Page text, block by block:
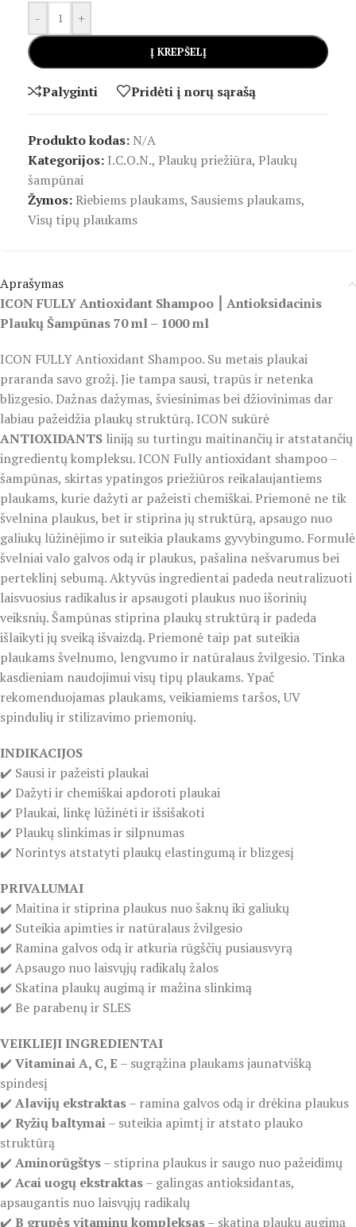
- +
Į KREPŠELĮ
Palyginti Pridėti į norų sąrašą
Produkto kodas: N/A
Kategorijos: I.C.O.N., Plaukų priežiūra, Plaukų
šampūnai
Žymos: Riebiems plaukams, Sausiems plaukams,
Visų tipų plaukams
Aprašymas
ICON FULLY Antioxidant Shampoo ⎮ Antioksidacinis
Plaukų Šampūnas 70 ml – 1000 ml
ICON FULLY Antioxidant Shampoo. Su metais plaukai
praranda savo grožį. Jie tampa sausi, trapūs ir netenka
blizgesio. Dažnas dažymas, šviesinimas bei džiovinimas dar
labiau pažeidžia plaukų struktūrą. ICON sukūrė
ANTIOXIDANTS liniją su turtingu maitinančių ir atstatančių
ingredientų kompleksu. ICON Fully antioxidant shampoo –
šampūnas, skirtas ypatingos priežiūros reikalaujantiems
plaukams, kurie dažyti ar pažeisti chemiškai. Priemonė ne tik
švelnina plaukus, bet ir stiprina jų struktūrą, apsaugo nuo
galiukų lūžinėjimo ir suteikia plaukams gyvybingumo. Formulė
švelniai valo galvos odą ir plaukus, pašalina nešvarumus bei
perteklinį sebumą. Aktyvūs ingredientai padeda neutralizuoti
laisvuosius radikalus ir apsaugoti plaukus nuo išorinių
veiksnių. Šampūnas stiprina plaukų struktūrą ir padeda
išlaikyti jų sveiką išvaizdą. Priemonė taip pat suteikia
plaukams švelnumo, lengvumo ir natūralaus žvilgesio. Tinka
kasdieniam naudojimui visų tipų plaukams. Ypač
rekomenduojamas plaukams, veikiamiems taršos, UV
spindulių ir stilizavimo priemonių.
INDIKACIJOS
✔️ Sausi ir pažeisti plaukai
✔️ Dažyti ir chemiškai apdoroti plaukai
✔️ Plaukai, linkę lūžinėti ir išsišakoti
✔️ Plaukų slinkimas ir silpnumas
✔️ Norintys atstatyti plaukų elastingumą ir blizgesį
PRIVALUMAI
✔️ Maitina ir stiprina plaukus nuo šaknų iki galiukų
✔️ Suteikia apimties ir natūralaus žvilgesio
✔️ Ramina galvos odą ir atkuria rūgščių pusiausvyrą
✔️ Apsaugo nuo laisvųjų radikalų žalos
✔️ Skatina plaukų augimą ir mažina slinkimą
✔️ Be parabenų ir SLES
VEIKLIEJI INGREDIENTAI
✔️ Vitaminai A, C, E – sugrąžina plaukams jaunatvišką
spindesį
✔️ Alavijų ekstraktas– ramina galvos odą ir drėkina plaukus
✔️ Ryžių baltymai– suteikia apimtį ir atstato plauko
struktūrą
✔️ Aminorūgštys– stiprina plaukus ir saugo nuo pažeidimų
✔️ Acai uogų ekstraktas– galingas antioksidantas,
apsaugantis nuo laisvųjų radikalų
✔️ B grupės vitaminų kompleksas– skatina plaukų augimą